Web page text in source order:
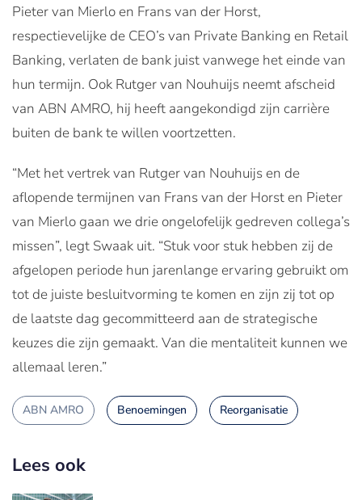
Pieter van Mierlo en Frans van der Horst,
respectievelijke de CEO’s van Private Banking en Retail
Banking, verlaten de bank juist vanwege het einde van
hun termijn. Ook Rutger van Nouhuijs neemt afscheid
van ABN AMRO, hij heeft aangekondigd zijn carrière
buiten de bank te willen voortzetten.
“Met het vertrek van Rutger van Nouhuijs en de
aflopende termijnen van Frans van der Horst en Pieter
van Mierlo gaan we drie ongelofelijk gedreven collega’s
missen”, legt Swaak uit. “Stuk voor stuk hebben zij de
afgelopen periode hun jarenlange ervaring gebruikt om
tot de juiste besluitvorming te komen en zijn zij tot op
de laatste dag gecommitteerd aan de strategische
keuzes die zijn gemaakt. Van die mentaliteit kunnen we
allemaal leren.”
ABN AMRO Benoemingen Reorganisatie
Lees ook